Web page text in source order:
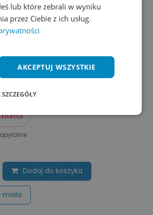
netto
Dodaj do koszyka
maila
lub które zebrali w wyniku
przez Ciebie z ich usług.
AKCEPTUJ WSZYSTKIE